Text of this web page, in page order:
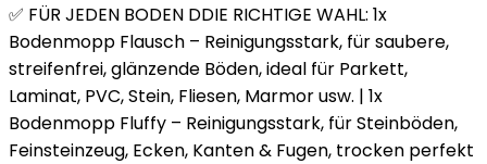
✅ FÜR JEDEN BODEN DDIE RICHTIGE WAHL: 1x
Bodenmopp Flausch – Reinigungsstark, für saubere,
streifenfrei, glänzende Böden, ideal für Parkett,
Laminat, PVC, Stein, Fliesen, Marmor usw. | 1x
Bodenmopp Fluffy – Reinigungsstark, für Steinböden,
Feinsteinzeug, Ecken, Kanten & Fugen, trocken perfekt